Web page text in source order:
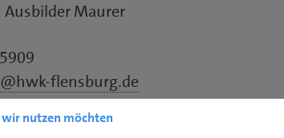
Maurer
flensburg.de
Flensburg
nutzen möchten